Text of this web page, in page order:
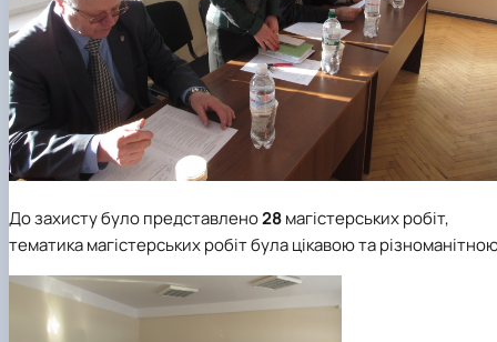
До захисту було представлено28магістерських робіт,
тематика магістерських робіт була цікавою та